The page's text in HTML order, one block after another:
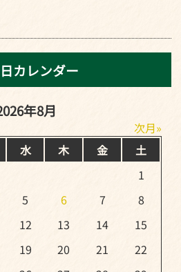
カレンダー
年8月
次月
水 木 金
土
1
5 6 7
8
12 13 14
15
19 20 21
22